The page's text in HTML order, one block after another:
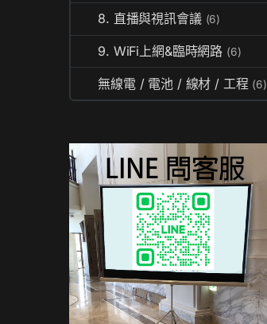
8. 直播與視訊會議 (6)
9. WiFi上網&臨時網路 (6)
無線電 / 電池 / 線材 / 工程 (6)